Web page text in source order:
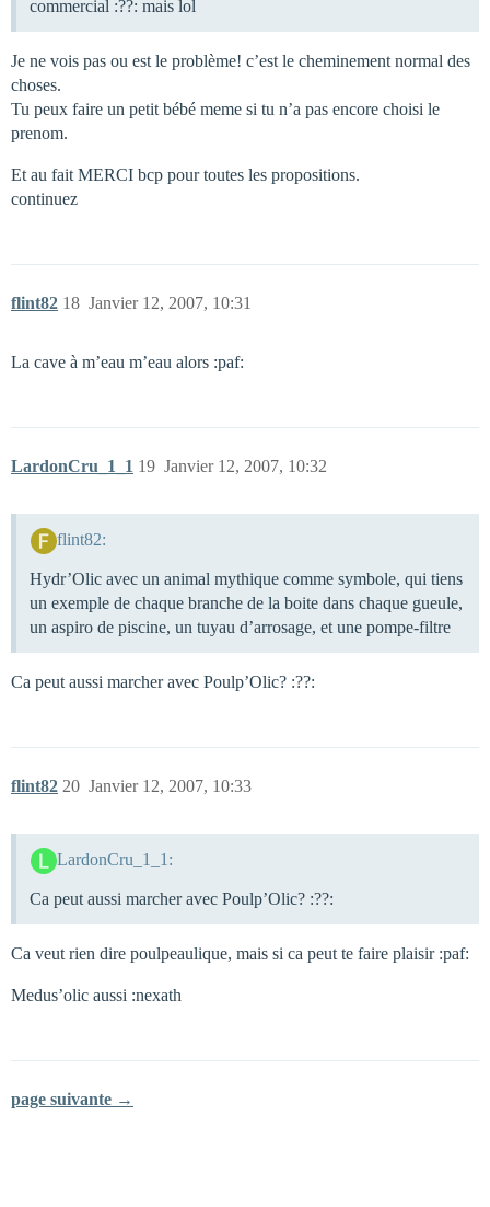
commercial :??: mais lol
Je ne vois pas ou est le problème! c’est le cheminement normal des
choses.
Tu peux faire un petit bébé meme si tu n’a pas encore choisi le
prenom.
Et au fait MERCI bcp pour toutes les propositions.
continuez
flint82 Janvier 12, 2007, 10:31
18
La cave à m’eau m’eau alors :paf:
LardonCru_1_1 Janvier 12, 2007, 10:32
19
flint82:
Hydr’Olic avec un animal mythique comme symbole, qui tiens
un exemple de chaque branche de la boite dans chaque gueule,
un aspiro de piscine, un tuyau d’arrosage, et une pompe-filtre
Ca peut aussi marcher avec Poulp’Olic? :??:
flint82 Janvier 12, 2007, 10:33
20
LardonCru_1_1:
Ca peut aussi marcher avec Poulp’Olic? :??:
Ca veut rien dire poulpeaulique, mais si ca peut te faire plaisir :paf:
Medus’olic aussi :nexath
page suivante →